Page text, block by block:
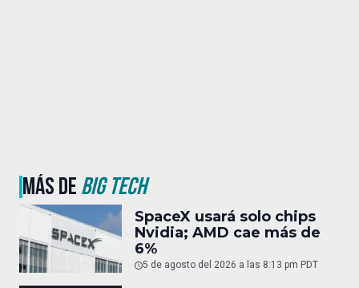
MÁS DEBIG TECH
SpaceX usará solo chips
Nvidia; AMD cae más de
6%
5 de agosto del 2026 a las 8:13 pm PDT